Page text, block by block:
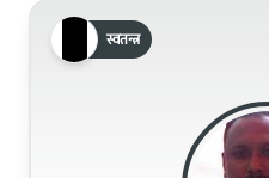
स्वतन्त्र